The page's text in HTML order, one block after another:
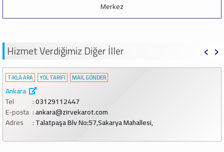
Merkez
Hizmet Verdiğimiz Diğer İller
TIKLA ARA YOL TARİFİ MAİL GÖNDER
Ankara
Tel
03129112447
E-posta ankara@zirvekarot.com
Adres
Talatpaşa Blv No:57,Sakarya Mahallesi,
‹ ›